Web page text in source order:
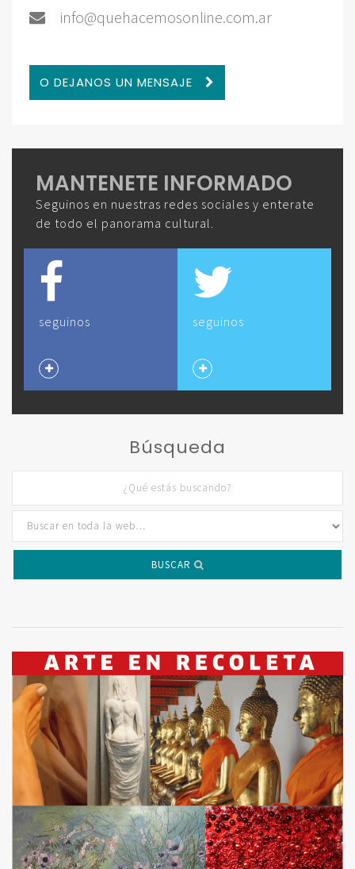
info@quehacemosonline.com.ar
O DEJANOS UN MENSAJE
MANTENETE INFORMADO
Seguinos en nuestras redes sociales y enterate
de todo el panorama cultural.
seguinos seguinos
Búsqueda
BUSCAR